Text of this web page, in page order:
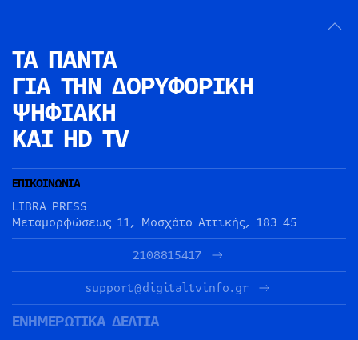
ΤΑ ΠΑΝΤΑ
ΓΙΑ ΤΗΝ ΔΟΡΥΦΟΡΙΚΗ
ΨΗΦΙΑΚΗ
ΚΑΙ HD TV
ΕΠΙΚΟΙΝΩΝΙΑ
LIBRA PRESS
Μεταμορφώσεως 11, Μοσχάτο Αττικής, 183 45
2108815417
support@digitaltvinfo.gr
ΕΝΗΜΕΡΩΤΙΚΑ ΔΕΛΤΙΑ